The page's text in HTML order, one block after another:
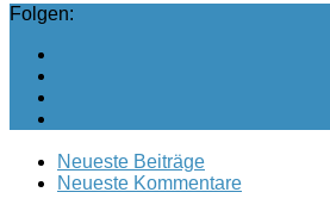
Folgen:
Neueste Beiträge
Neueste Kommentare